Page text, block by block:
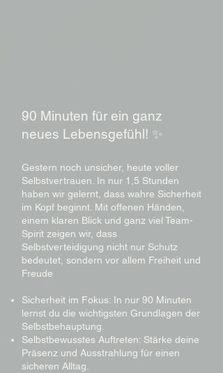
90 Minuten für ein ganz
neues Lebensgefühl! ✨
Gestern noch unsicher, heute voller
Selbstvertrauen. In nur 1,5 Stunden
haben wir gelernt, dass wahre Sicherheit
im Kopf beginnt. Mit offenen Händen,
einem klaren Blick und ganz viel Team-
Spirit zeigen wir, dass
Selbstverteidigung nicht nur Schutz
bedeutet, sondern vor allem Freiheit und
Freude
Sicherheit im Fokus: In nur 90 Minuten
lernst du die wichtigsten Grundlagen der
Selbstbehauptung.
Selbstbewusstes Auftreten: Stärke deine
Präsenz und Ausstrahlung für einen
sicheren Alltag.